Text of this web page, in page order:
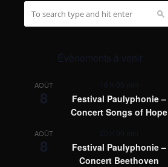
Évènements à venir
AOÛT
8
16 h 00 min
Festival Paulyphonie –
Concert Songs of Hope
AOÛT
8
20 h 00 min
Festival Paulyphonie –
Concert Beethoven